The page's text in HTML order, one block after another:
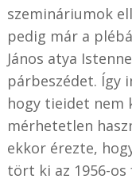
szemináriumok
pedig már a
János atya
párbeszédet. Így
hogy tieidet nem
mérhetetlen
ekkor érezte,
tört ki az 1956-